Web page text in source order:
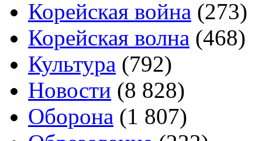
Корейская война (273)
Корейская волна (468)
Культура (792)
Новости (8 828)
Оборона (1 807)